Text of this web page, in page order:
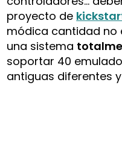
proyecto de
módica cantidad no
una sistema
soportar 40
antiguas diferentes